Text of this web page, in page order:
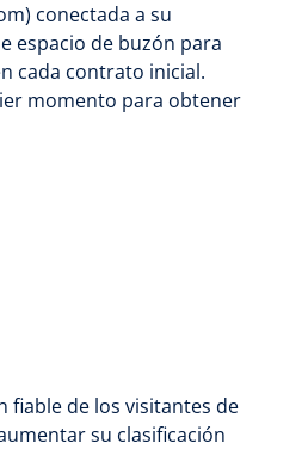
conectada a su
espacio de buzón para
cada contrato inicial.
momento para obtener
fiable de los visitantes de
su clasificación